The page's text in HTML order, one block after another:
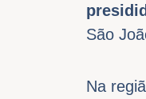
São
Na